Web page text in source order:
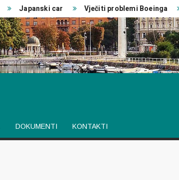
Japanski car Vječiti problemi Boeinga
DOKUMENTI KONTAKTI